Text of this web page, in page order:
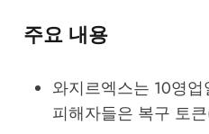
주요 내용
와지르엑스는 10영
피해자들은 복구 토